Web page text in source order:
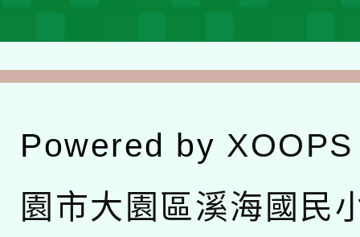
Powered by XOOPS
園市大園區溪海國民